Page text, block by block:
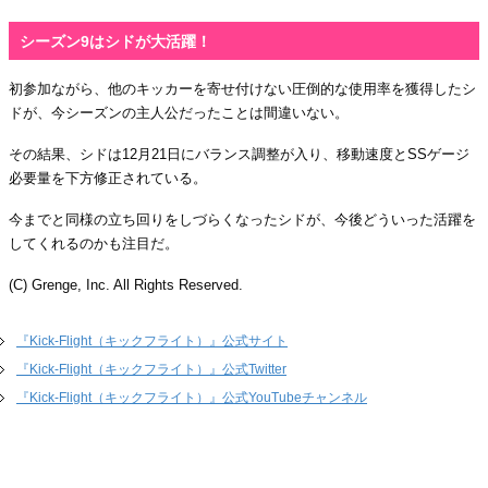
シーズン9はシドが大活躍！
初参加ながら、他のキッカーを寄せ付けない圧倒的な使用率を獲得したシ
ドが、今シーズンの主人公だったことは間違いない。
その結果、シドは12月21日にバランス調整が入り、移動速度とSSゲージ
必要量を下方修正されている。
今までと同様の立ち回りをしづらくなったシドが、今後どういった活躍を
してくれるのかも注目だ。
(C) Grenge, Inc. All Rights Reserved.
『Kick-Flight（キックフライト）』公式サイト
『Kick-Flight（キックフライト）』公式Twitter
『Kick-Flight（キックフライト）』公式YouTubeチャンネル